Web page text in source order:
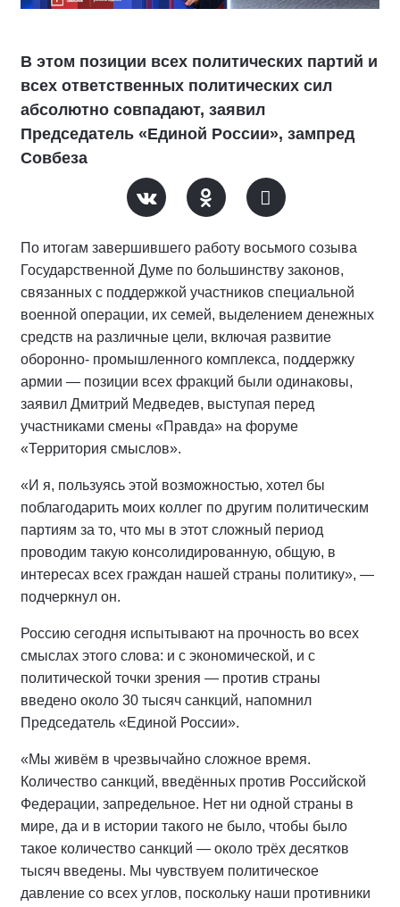
В этом позиции всех политических партий и
всех ответственных политических сил
абсолютно совпадают, заявил
Председатель «Единой России», зампред
Совбеза
По итогам завершившего работу восьмого созыва
Государственной Думе по большинству законов,
связанных с поддержкой участников специальной
военной операции, их семей, выделением денежных
средств на различные цели, включая развитие
оборонно- промышленного комплекса, поддержку
армии — позиции всех фракций были одинаковы,
заявил Дмитрий Медведев, выступая перед
участниками смены «Правда» на форуме
«Территория смыслов».
«И я, пользуясь этой возможностью, хотел бы
поблагодарить моих коллег по другим политическим
партиям за то, что мы в этот сложный период
проводим такую консолидированную, общую, в
интересах всех граждан нашей страны политику», —
подчеркнул он.
Россию сегодня испытывают на прочность во всех
смыслах этого слова: и с экономической, и с
политической точки зрения — против страны
введено около 30 тысяч санкций, напомнил
Председатель «Единой России».
«Мы живём в чрезвычайно сложное время.
Количество санкций, введённых против Российской
Федерации, запредельное. Нет ни одной страны в
мире, да и в истории такого не было, чтобы было
такое количество санкций — около трёх десятков
тысяч введены. Мы чувствуем политическое
давление со всех углов, поскольку наши противники